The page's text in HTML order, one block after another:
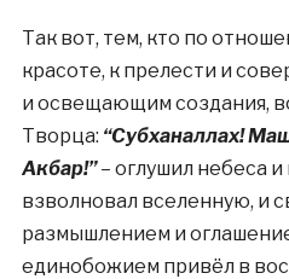
Так вот, тем, кто по
красоте, к прелести и
и освещающим создания,
Творца: “Субханаллах!
Акбар!”– оглушил небеса
взволновал вселенную, и
размышлением и
единобожием привёл в